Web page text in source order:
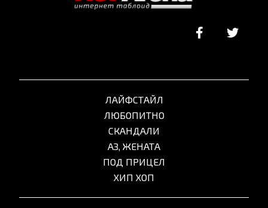
ЛАЙФСТАЙЛ
ЛЮБОПИТНО
СКАНДАЛИ
АЗ, ЖЕНАТА
ПОД ПРИЦЕЛ
ХИП ХОП